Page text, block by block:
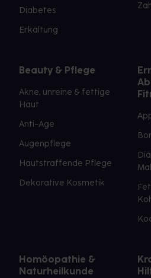
Diabetes
Erkältung
Beauty & Pflege
Akne, unreine & fettige
Haut
Anti-Age
Augenpflege
Hautstraffende Pflege
Dekorative Kosmetik
Homöopathie &
Naturheilkunde